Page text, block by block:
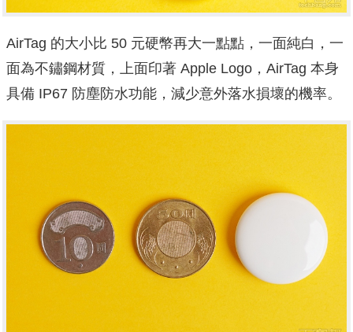
AirTag 的大小比 50 元硬幣再大一點點，一面純白，一
面為不鏽鋼材質，上面印著 Apple Logo，AirTag 本身
具備 IP67 防塵防水功能，減少意外落水損壞的機率。